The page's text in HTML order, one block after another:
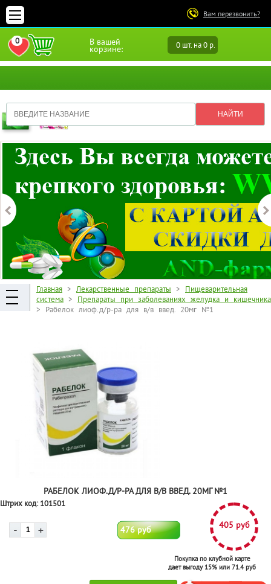
Вам перезвонить?
В вашей
корзине: 0 шт. на 0 р.
0
ПЕРЕЙТИ В ИЗБРАННОЕ
Главная > Лекарственные препараты > Пищеварительная
система > Препараты при заболеваниях желудка и кишечника
> Рабелок лиоф.д/р-ра для в/в введ. 20мг №1
РАБЕЛОК ЛИОФ.Д/Р-РА ДЛЯ В/В ВВЕД. 20МГ №1
Штрих код:101501
476 руб 405 руб
Покупка по клубной карте
дает выгоду 15% или 71.4 руб